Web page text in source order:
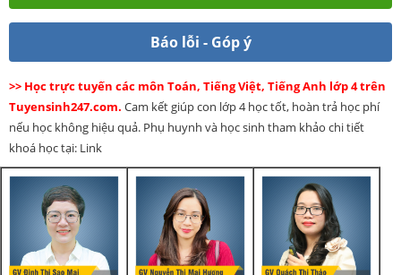
Báo lỗi - Góp ý
>> Học trực tuyến các môn Toán, Tiếng Việt, Tiếng Anh lớp 4 trên
Tuyensinh247.com. Cam kết giúp con lớp 4 học tốt, hoàn trả học phí
nếu học không hiệu quả. Phụ huynh và học sinh tham khảo chi tiết
khoá học tại: Link